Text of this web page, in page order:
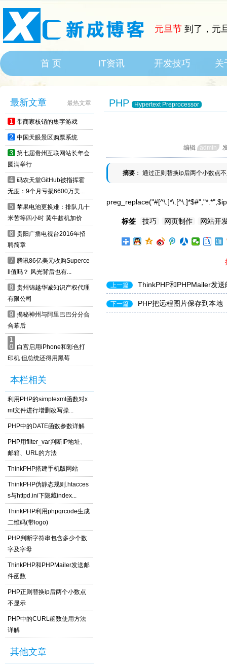
元旦节 到了，元
首 页 HOME
IT资讯 IT News
开发技巧 关
最新文章 最热文章
1 带商家核销的集字游戏
2 中国天眼景区购票系统
3 第七届贵州互联网站长年会
圆满举行
4 码农天堂GitHub被指挥霍
无度：9个月亏损6600万美...
5 苹果电池更换难：排队几十
米苦等四小时 黄牛趁机加价
6 贵阳广播电视台2016年招
聘简章
7 腾讯86亿美元收购Superce
ll值吗？ 风光背后也有...
8 贵州锦越华诚知识产权代理
有限公司
9 揭秘神州与阿里巴巴分分合
合幕后
1
0 白宫启用iPhone和彩色打
印机 但总统还得用黑莓
本栏相关
利用PHP的simplexml函数对x
ml文件进行增删改写操...
PHP中的DATE函数参数详解
PHP用filter_var判断IP地址、
邮箱、URL的方法
ThinkPHP搭建手机版网站
ThinkPHP伪静态规则.htacces
s与httpd.ini下隐藏index...
ThinkPHP利用phpqrcode生成
二维码(带logo)
PHP判断字符串包含多少个数
字及字母
ThinkPHP和PHPMailer发送邮
件函数
PHP正则替换ip后两个小数点
不显示
PHP中的CURL函数使用方法
详解
其他文章
PHP Hypertext Preprocessor
编辑 admin
摘要 ： 通过正则替换ip后两个小数点
标签 技巧 网页制作 网站开
上一篇 ThinkPHP和PHPMailer发送
下一篇 PHP把远程图片保存到本地